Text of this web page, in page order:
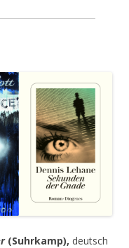
(Suhrkamp), deutsch